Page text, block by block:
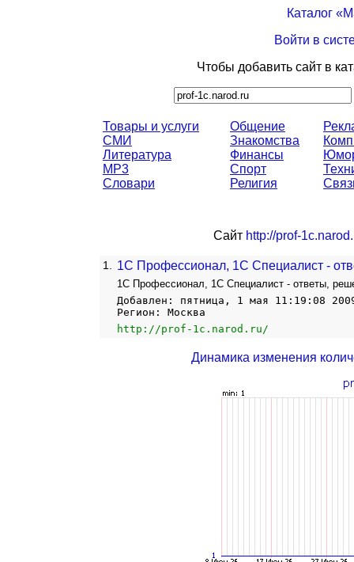
Каталог
Войти в
Чтобы добавить сайт в
Товары и услуги
СМИ
Литература
MP3
Словари
Общение
Знакомства
Финансы
Спорт
Религия
Сайт http://prof-
1. 1С Профессионал, 1С Специалист -
1С Профессионал, 1С Специалист - ответы,
Добавлен: пятница, 1 мая 11:19:08
Регион: Москва
http://prof-1c.narod.ru/
Динамика изменения